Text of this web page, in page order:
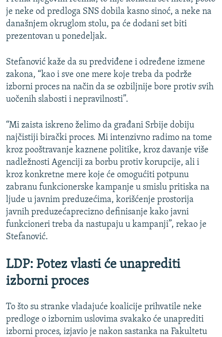
je neke od predloga SNS dobila kasno sinoć, a neke na
današnjem okruglom stolu, pa će dodani set biti
prezentovan u ponedeljak.
Stefanović kaže da su predviđene i određene izmene
zakona, “kao i sve one mere koje treba da podrže
izborni proces na način da se ozbiljnije bore protiv svih
uočenih slabosti i nepravilnosti”.
“Mi zaista iskreno želimo da građani Srbije dobiju
najčistiji birački proces. Mi intenzivno radimo na tome
kroz pooštravanje kaznene politike, kroz davanje više
nadležnosti Agenciji za borbu protiv korupcije, ali i
kroz konkretne mere koje će omogućiti potpunu
zabranu funkcionerske kampanje u smislu pritiska na
ljude u javnim preduzećima, korišćenje prostorija
javnih preduzećaprecizno definisanje kako javni
funkcioneri treba da nastupaju u kampanji”, rekao je
Stefanović.
LDP: Potez vlasti će unaprediti
izborni proces
To što su stranke vladajuće koalicije prihvatile neke
predloge o izbornim uslovima svakako će unaprediti
izborni proces, izjavio je nakon sastanka na Fakultetu